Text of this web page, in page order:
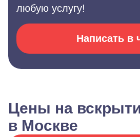
любую услугу!
Написать в
Цены на
в Москве